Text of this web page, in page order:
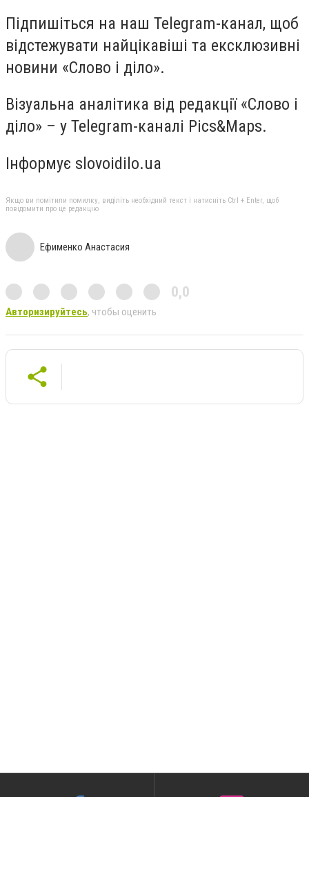
Підпишіться на наш Telegram-канал, щоб
відстежувати найцікавіші та ексклюзивні
новини «Слово і діло».
Візуальна аналітика від редакції «Слово і
діло» – у Telegram-каналі Pics&Maps.
Інформує slovoidilo.ua
Якщо ви помітили помилку, виділіть необхідний текст і натисніть Ctrl + Enter, щоб
повідомити про це редакцію
Ефименко Анастасия
0,0
Авторизируйтесь, чтобы оценить